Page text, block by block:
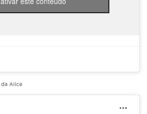
da Alice